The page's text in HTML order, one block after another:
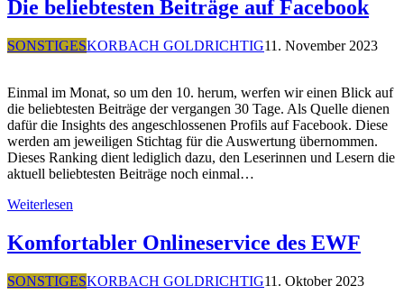
Die beliebtesten Beiträge auf Facebook
SONSTIGESKORBACH GOLDRICHTIG11. November 2023
Einmal im Monat, so um den 10. herum, werfen wir einen Blick auf
die beliebtesten Beiträge der vergangen 30 Tage. Als Quelle dienen
dafür die Insights des angeschlossenen Profils auf Facebook. Diese
werden am jeweiligen Stichtag für die Auswertung übernommen.
Dieses Ranking dient lediglich dazu, den Leserinnen und Lesern die
aktuell beliebtesten Beiträge noch einmal…
Weiterlesen
Komfortabler Onlineservice des EWF
SONSTIGESKORBACH GOLDRICHTIG11. Oktober 2023